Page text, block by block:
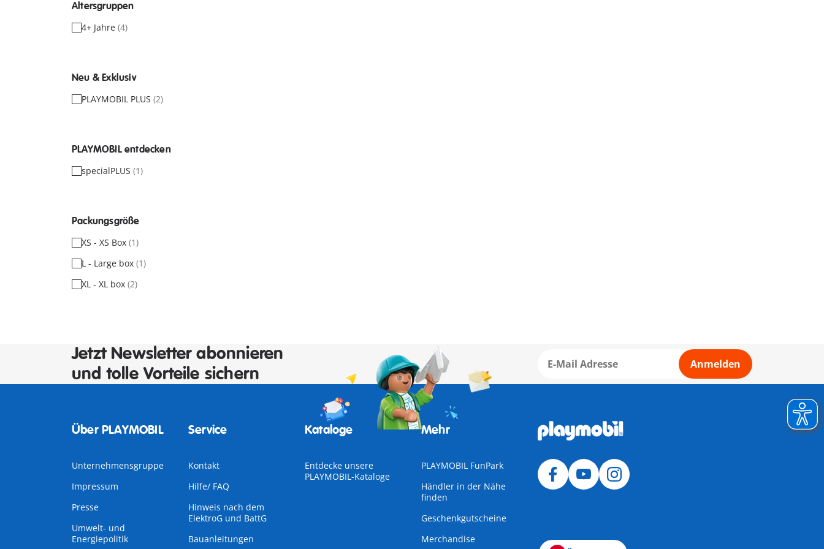
Altersgruppen
4+ Jahre (4)
Neu & Exklusiv
PLAYMOBIL PLUS (2)
PLAYMOBIL entdecken
specialPLUS (1)
Packungsgröße
XS - XS Box (1)
L - Large box (1)
XL - XL box (2)
Jetzt Newsletter abonnieren
und tolle Vorteile sichern
Anmelden
Über PLAYMOBIL
Unternehmensgruppe
Impressum
Presse
Umwelt- und
Energiepolitik
Service
Kontakt
Hilfe/ FAQ
Hinweis nach dem
ElektroG und BattG
Bauanleitungen
Kataloge
Entdecke unsere
PLAYMOBIL-Kataloge
Mehr
PLAYMOBIL FunPark
Händler in der Nähe
finden
Geschenkgutscheine
Merchandise